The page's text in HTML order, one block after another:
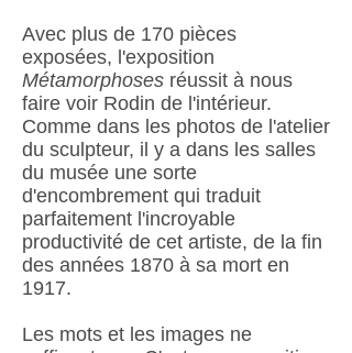
Avec plus de 170 pièces
exposées, l'exposition
Métamorphoses réussit à nous
faire voir Rodin de l'intérieur.
Comme dans les photos de l'atelier
du sculpteur, il y a dans les salles
du musée une sorte
d'encombrement qui traduit
parfaitement l'incroyable
productivité de cet artiste, de la fin
des années 1870 à sa mort en
1917.
Les mots et les images ne